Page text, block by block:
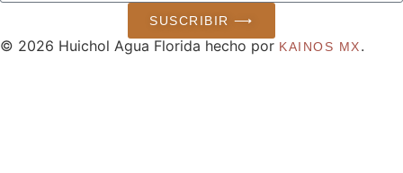
SUSCRIBIR ⟶
© 2026 Huichol Agua Florida hecho por KAINOS MX.